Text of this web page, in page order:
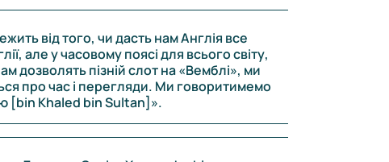
від того, чи дасть нам Англія все
але у часовому поясі для всього світу,
дозволять пізній слот на «Вемблі», ми
про час і перегляди. Ми говоритимемо
[bin Khaled bin Sultan]».